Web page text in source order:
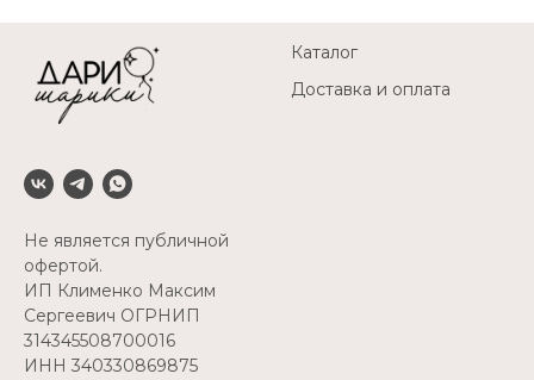
Не является публичной
офертой.
ИП Клименко Максим
Сергеевич ОГРНИП
314345508700016
ИНН 340330869875
Каталог
Доставка и оплата